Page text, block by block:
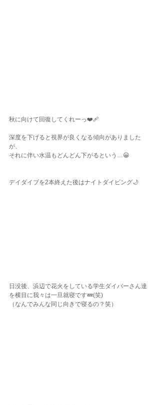
秋に向けて回復してくれーっ❤️‍🩹
深度を下げると視界が良くなる傾向がありました
が、
それに伴い水温もどんどん下がるという…😀
デイダイブを2本終えた後はナイトダイビング🌙
日没後、浜辺で花火をしている学生ダイバーさん達
を横目に我々は一旦就寝です💤(笑)
（なんでみんな同じ向きで寝るの？笑）